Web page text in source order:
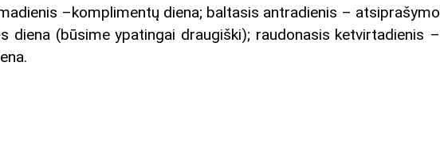
–komplimentų diena; baltasis antradienis – atsiprašymo
diena (būsime ypatingai draugiški); raudonasis ketvirtadienis –